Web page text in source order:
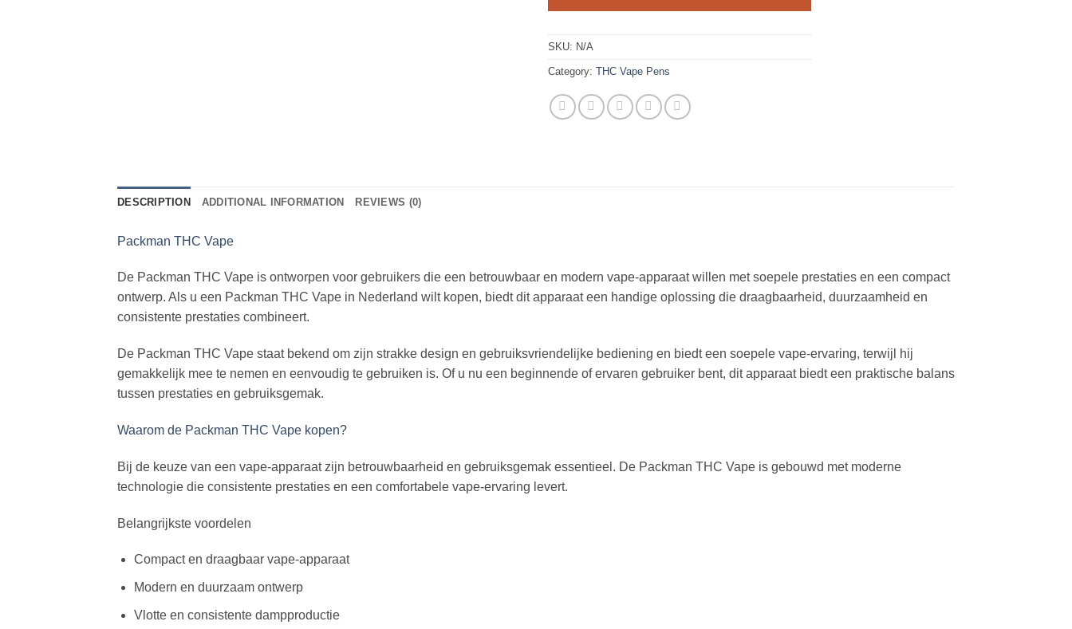
SKU: N/A
Category: THC Vape Pens
DESCRIPTION ADDITIONAL INFORMATION REVIEWS (0)
Packman THC Vape
De Packman THC Vape is ontworpen voor gebruikers die een betrouwbaar en modern vape-apparaat willen met soepele prestaties en een compact
ontwerp. Als u een Packman THC Vape in Nederland wilt kopen, biedt dit apparaat een handige oplossing die draagbaarheid, duurzaamheid en
consistente prestaties combineert.
De Packman THC Vape staat bekend om zijn strakke design en gebruiksvriendelijke bediening en biedt een soepele vape-ervaring, terwijl hij
gemakkelijk mee te nemen en eenvoudig te gebruiken is. Of u nu een beginnende of ervaren gebruiker bent, dit apparaat biedt een praktische balans
tussen prestaties en gebruiksgemak.
Waarom de Packman THC Vape kopen?
Bij de keuze van een vape-apparaat zijn betrouwbaarheid en gebruiksgemak essentieel. De Packman THC Vape is gebouwd met moderne
technologie die consistente prestaties en een comfortabele vape-ervaring levert.
Belangrijkste voordelen
Compact en draagbaar vape-apparaat
Modern en duurzaam ontwerp
Vlotte en consistente dampproductie